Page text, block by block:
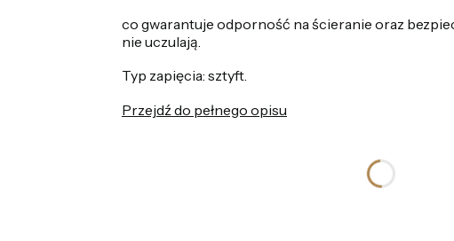
co gwarantuje odporność na ścieranie oraz
nie uczulają.
Typ zapięcia: sztyft.
Przejdź do pełnego opisu